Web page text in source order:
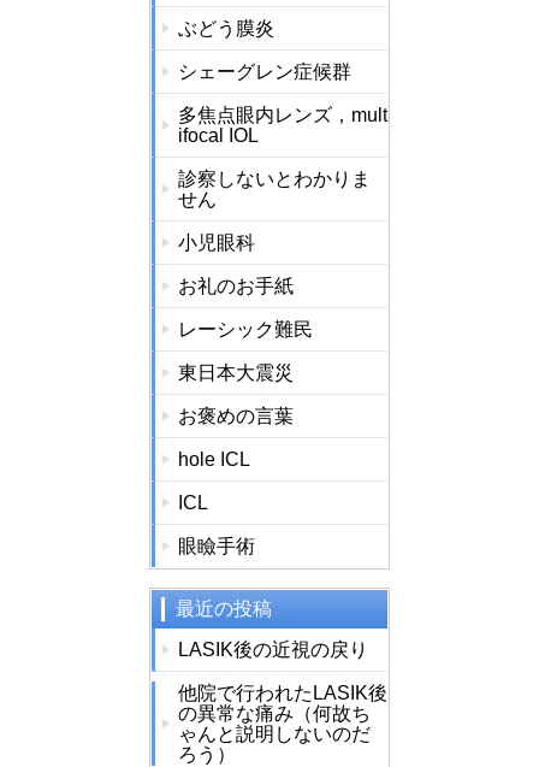
ぶどう膜炎
シェーグレン症候群
多焦点眼内レンズ，mult
ifocal IOL
診察しないとわかりま
せん
小児眼科
お礼のお手紙
レーシック難民
東日本大震災
お褒めの言葉
hole ICL
ICL
眼瞼手術
最近の投稿
LASIK後の近視の戻り
他院で行われたLASIK後
の異常な痛み（何故ち
ゃんと説明しないのだ
ろう）